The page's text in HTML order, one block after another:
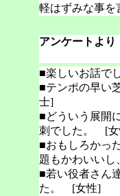
軽はずみな事を
アンケートより
■楽しいお話で
■テンポの早い
士]
■どういう展開
刺でした。 [
■おもしろかっ
題もかわいいし
■若い役者さん
た。 [女性]